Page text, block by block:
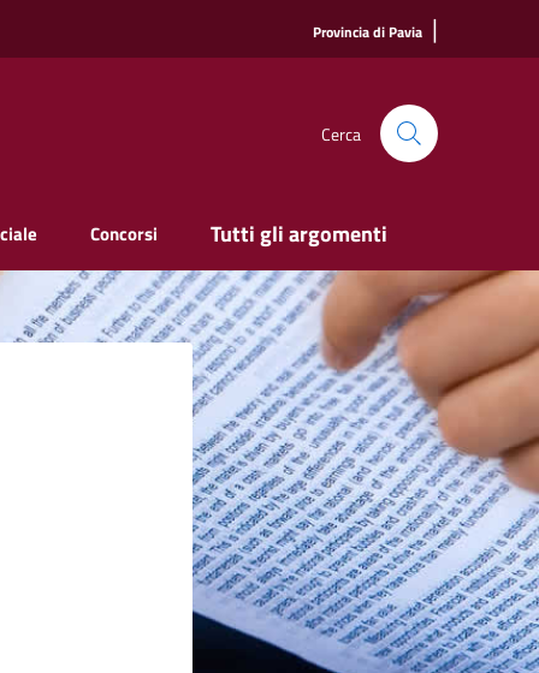
Provincia di Pavia |
Cerca
Concorsi Tutti gli argomenti